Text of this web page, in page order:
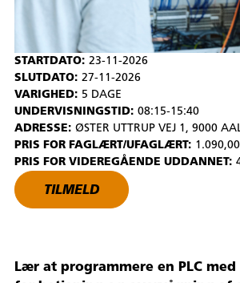
STARTDATO: 23-11-2026
SLUTDATO: 27-11-2026
VARIGHED: 5 DAGE
UNDERVISNINGSTID: 08:15-15:40
ADRESSE: ØSTER UTTRUP VEJ 1, 9000
PRIS FOR FAGLÆRT/UFAGLÆRT:
PRIS FOR VIDEREGÅENDE UDDANNET:
TILMELD
Lær at programmere en PLC med